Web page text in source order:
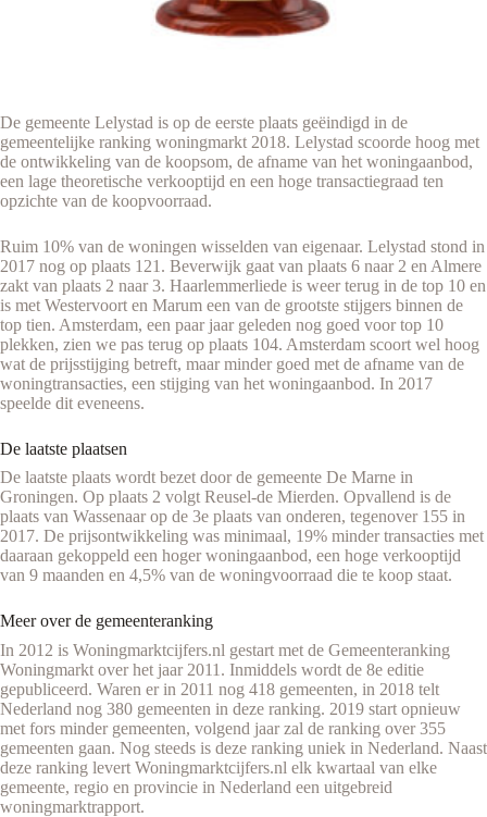
De gemeente Lelystad is op de eerste plaats geëindigd in de
gemeentelijke ranking woningmarkt 2018. Lelystad scoorde hoog met
de ontwikkeling van de koopsom, de afname van het woningaanbod,
een lage theoretische verkooptijd en een hoge transactiegraad ten
opzichte van de koopvoorraad.
Ruim 10% van de woningen wisselden van eigenaar. Lelystad stond in
2017 nog op plaats 121. Beverwijk gaat van plaats 6 naar 2 en Almere
zakt van plaats 2 naar 3. Haarlemmerliede is weer terug in de top 10 en
is met Westervoort en Marum een van de grootste stijgers binnen de
top tien. Amsterdam, een paar jaar geleden nog goed voor top 10
plekken, zien we pas terug op plaats 104. Amsterdam scoort wel hoog
wat de prijsstijging betreft, maar minder goed met de afname van de
woningtransacties, een stijging van het woningaanbod. In 2017
speelde dit eveneens.
De laatste plaatsen
De laatste plaats wordt bezet door de gemeente De Marne in
Groningen. Op plaats 2 volgt Reusel-de Mierden. Opvallend is de
plaats van Wassenaar op de 3e plaats van onderen, tegenover 155 in
2017. De prijsontwikkeling was minimaal, 19% minder transacties met
daaraan gekoppeld een hoger woningaanbod, een hoge verkooptijd
van 9 maanden en 4,5% van de woningvoorraad die te koop staat.
Meer over de gemeenteranking
In 2012 is Woningmarktcijfers.nl gestart met de Gemeenteranking
Woningmarkt over het jaar 2011. Inmiddels wordt de 8e editie
gepubliceerd. Waren er in 2011 nog 418 gemeenten, in 2018 telt
Nederland nog 380 gemeenten in deze ranking. 2019 start opnieuw
met fors minder gemeenten, volgend jaar zal de ranking over 355
gemeenten gaan. Nog steeds is deze ranking uniek in Nederland. Naast
deze ranking levert Woningmarktcijfers.nl elk kwartaal van elke
gemeente, regio en provincie in Nederland een uitgebreid
woningmarktrapport.